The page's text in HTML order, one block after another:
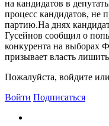
на кандидатов в
процесс кандидатов, не
партию.На днях
Гусейнов сообщил о
конкурента на выборах
призывает власть
Пожалуйста, войдите
Войти Подписаться